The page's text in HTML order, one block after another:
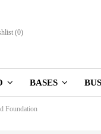
(0)
BASES
Foundation